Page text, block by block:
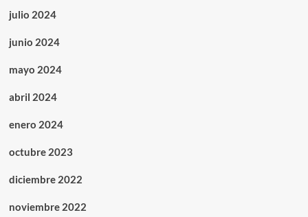
julio 2024
junio 2024
mayo 2024
abril 2024
enero 2024
octubre 2023
diciembre 2022
noviembre 2022